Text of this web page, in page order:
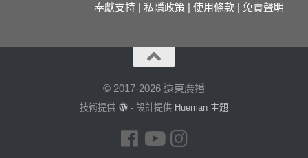
奉獻支持 | 私隱政策 | 使用條款 | 免責聲明
© 2017-2026 遠東廣播
技術提供 - 設計提供 Hueman 主題